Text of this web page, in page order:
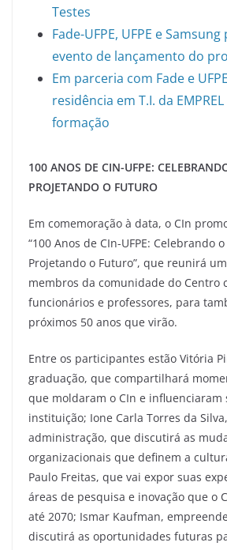
Testes
Fade-UFPE, UFPE e
evento de lançamento do
Em parceria com Fade e
residência em T.I. da
formação
100 ANOS DE CIN-UFPE:
PROJETANDO O FUTURO
Em comemoração à data, o CIn
“100 Anos de CIn-UFPE: Celebrando
Projetando o Futuro”, que reunirá
membros da comunidade do Centro
funcionários e professores, para
próximos 50 anos que virão.
Entre os participantes estão Vitória
graduação, que compartilhará
que moldaram o CIn e influenciaram
instituição; Ione Carla Torres da
administração, que discutirá as
organizacionais que definem a
Paulo Freitas, que vai expor suas
áreas de pesquisa e inovação que o
até 2070; Ismar Kaufman,
discutirá as oportunidades futuras